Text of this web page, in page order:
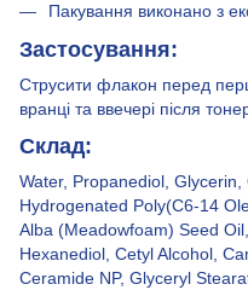
Пакування виконано з
Застосування:
Струсити флакон перед
вранці та ввечері після
Склад:
Water, Propanediol,
Hydrogenated Poly(C6-14
Alba (Meadowfoam) Seed
Hexanediol, Cetyl Alcohol,
Ceramide NP, Glyceryl